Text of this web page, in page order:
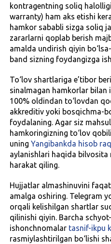
kontragentning soliq
warranty) ham aks etishi
hamkor sababli sizga soliq
zararlarni qoplab berish
amalda undirish qiyin
band sizning foydangizga
To‘lov shartlariga e’tibor
sinalmagan hamkorlar bilan
100% oldindan to‘lovdan
akkreditiv yoki bosqichma-
foydalaning. Agar siz
hamkoringizning to‘lov
uning Yangibankda hisob
aylanishlari haqida bilvosita
harakat qiling.
Hujjatlar almashinuvini
amalga oshiring. Telegram
orqali kelishilgan shartlar
qilinishi qiyin. Barcha
ishonchnomalar tasnif-ikpu
rasmiylashtirilgan bo‘lishi